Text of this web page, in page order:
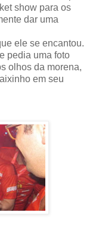
show para os
dar uma
ele se encantou.
pedia uma foto
olhos da morena,
em seu